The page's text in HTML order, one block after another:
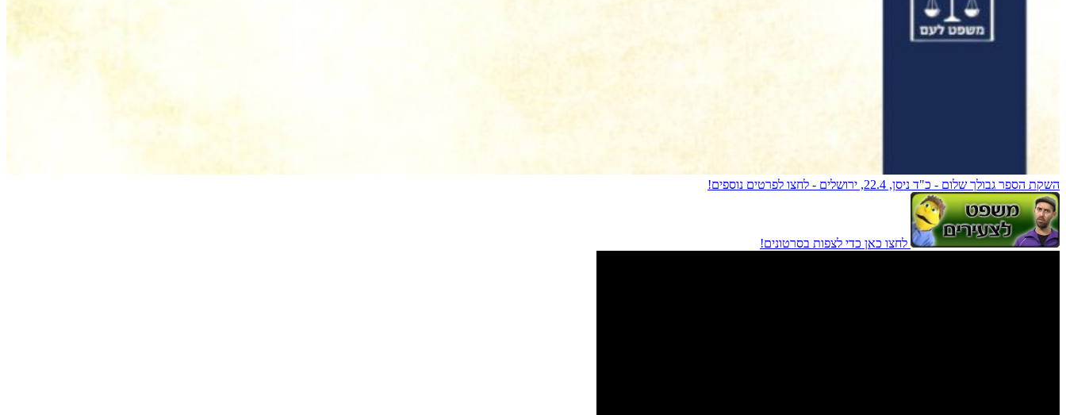
השקת הספר גבולך שלום - כ"ד ניסן, 22.4, ירושלים - לחצו לפרטים נוספים!
לחצו כאן כדי לצפות בסרטונים!